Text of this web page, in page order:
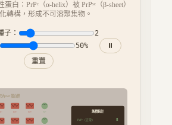
白：PrPᶜ（α-helix）被 PrPˢᶜ（β-sheet）
轉構，形成不可溶聚集物。
子：
2
50%
⏸
重置
內 PrP 蛋白群
PrPˢᶜ PrPˢᶜ PrPᶜ 族群統計
PrPᶜ（正常） 8